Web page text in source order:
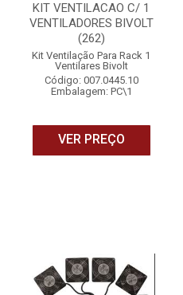
KIT VENTILACAO C/ 1
VENTILADORES BIVOLT
(262)
Kit Ventilação Para Rack 1
Ventilares Bivolt
Código: 007.0445.10
Embalagem: PC\1
VER PREÇO